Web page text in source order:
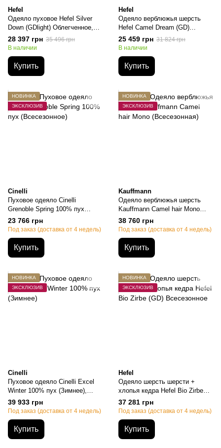
Hefel
Одеяло пуховое Hefel Silver
Down (GDlight) Облегченное,
Евро-макси, 220х240см, 760
грамм
28 397 грн 35 496 грн
В наличии
Купить
Hefel
Одеяло верблюжья шерсть
Hefel Camеl Dream (GD)
Всесезонное, Евро-макси,
220х240см, 1900 грамм
25 459 грн 31 824 грн
В наличии
Купить
НОВИНКА
ЭКСКЛЮЗИВ
Cinelli
Пуховое одеяло Cinelli
Grenoble Spring 100% пух
(Всесезонное), Евро-макси,
220х240см, 620 грамм
23 766 грн
Под заказ (доставка от 4 недель)
Купить
НОВИНКА
ЭКСКЛЮЗИВ
Kauffmann
Одеяло верблюжья шерсть
Kauffmann Camel hair Mono
(Всесезонная), Евро-макси,
220х240см, 1950 грамм
38 760 грн
Под заказ (доставка от 4 недель)
Купить
НОВИНКА
ЭКСКЛЮЗИВ
Cinelli
Пуховое одеяло Cinelli Excel
Winter 100% пух (Зимнее),
Евро-макси, 220х240см, 870
грамм
39 933 грн
Под заказ (доставка от 4 недель)
Купить
НОВИНКА
ЭКСКЛЮЗИВ
Hefel
Одеяло шерсть шерсти +
хлопья кедра Hefel Bio Zirbe
(GD) Всесезонное, Евро-макси,
220х240см, 2300 грамм
37 281 грн
Под заказ (доставка от 4 недель)
Купить